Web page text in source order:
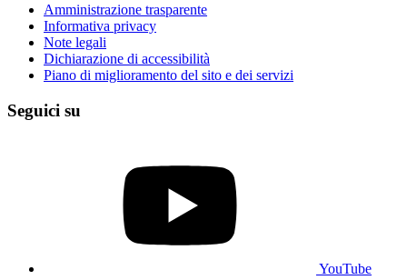
Amministrazione trasparente
Informativa privacy
Note legali
Dichiarazione di accessibilità
Piano di miglioramento del sito e dei servizi
Seguici su
YouTube